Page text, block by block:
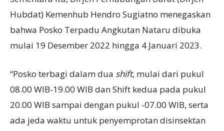
Hubdat) Kemenhub Hendro Sugiatno menegaskan
bahwa Posko Terpadu Angkutan Nataru dibuka
mulai 19 Desember 2022 hingga 4 Januari 2023.
“Posko terbagi dalam dua shift, mulai dari pukul
08.00 WIB-19.00 WIB dan Shift kedua pada pukul
20.00 WIB sampai dengan pukul -07.00 WIB, serta
ada jeda waktu untuk penyemprotan disinsektan